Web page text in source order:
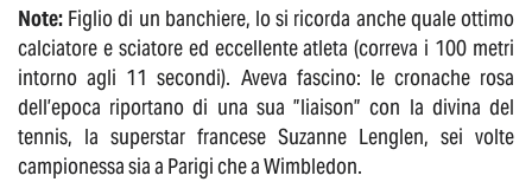
Note: Figlio di un banchiere, lo si ricorda anche quale ottimo
calciatore e sciatore ed eccellente atleta (correva i 100 metri
intorno agli 11 secondi). Aveva fascino: le cronache rosa
dell’epoca riportano di una sua ”liaison” con la divina del
tennis, la superstar francese Suzanne Lenglen, sei volte
campionessa sia a Parigi che a Wimbledon.